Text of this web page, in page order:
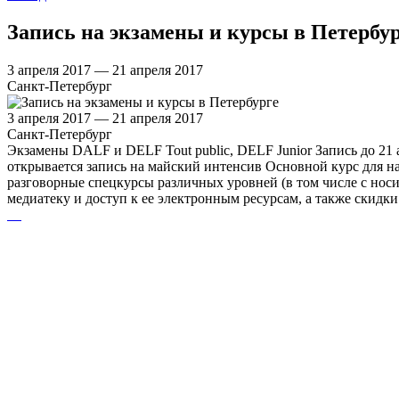
Запись на экзамены и курсы в
3 апреля 2017 — 21 апреля 2017
Санкт-Петербург
3 апреля 2017 — 21 апреля 2017
Санкт-Петербург
Экзамены DALF и DELF Tout public, DELF Junior Запись до 21
открывается запись на майский интенсив Основной курс
разговорные спецкурсы различных уровней (в том числе с
медиатеку и доступ к ее электронным ресурсам, а также